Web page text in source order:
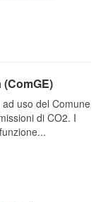
uso del Comune
di CO2. I